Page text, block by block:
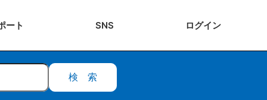
ート SNS ログイン
検索